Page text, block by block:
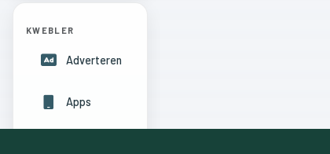
KWEBLER
Adverteren
Apps